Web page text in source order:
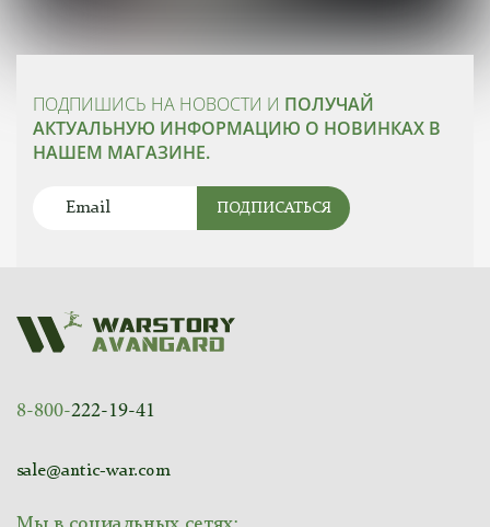
ПОДПИШИСЬ НА НОВОСТИ И ПОЛУЧАЙ
АКТУАЛЬНУЮ ИНФОРМАЦИЮ О НОВИНКАХ В
НАШЕМ МАГАЗИНЕ.
ПОДПИСАТЬСЯ
8-800-222-19-41
sale@antic-war.com